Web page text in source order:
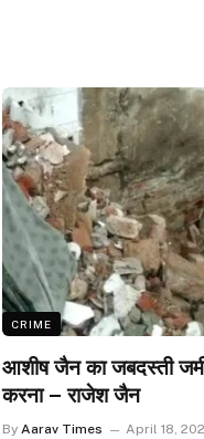
CRIME
आशीष जैन का जबदस्ती
करना – राजेश जैन
By Aarav Times April 18,